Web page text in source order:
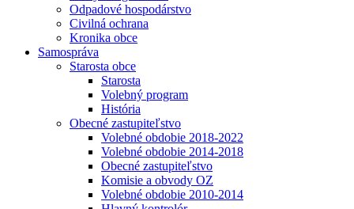
Odpadové hospodárstvo
Civilná ochrana
Kronika obce
Samospráva
Starosta obce
Starosta
Volebný program
História
Obecné zastupiteľstvo
Volebné obdobie 2018-2022
Volebné obdobie 2014-2018
Obecné zastupiteľstvo
Komisie a obvody OZ
Volebné obdobie 2010-2014